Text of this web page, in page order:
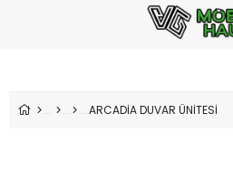
ARCADİA DUVAR ÜNİTESİ